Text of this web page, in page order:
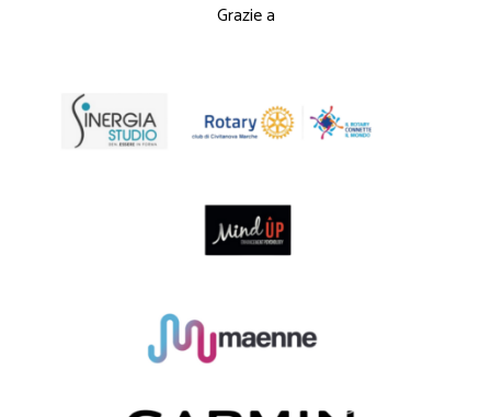
Grazie a